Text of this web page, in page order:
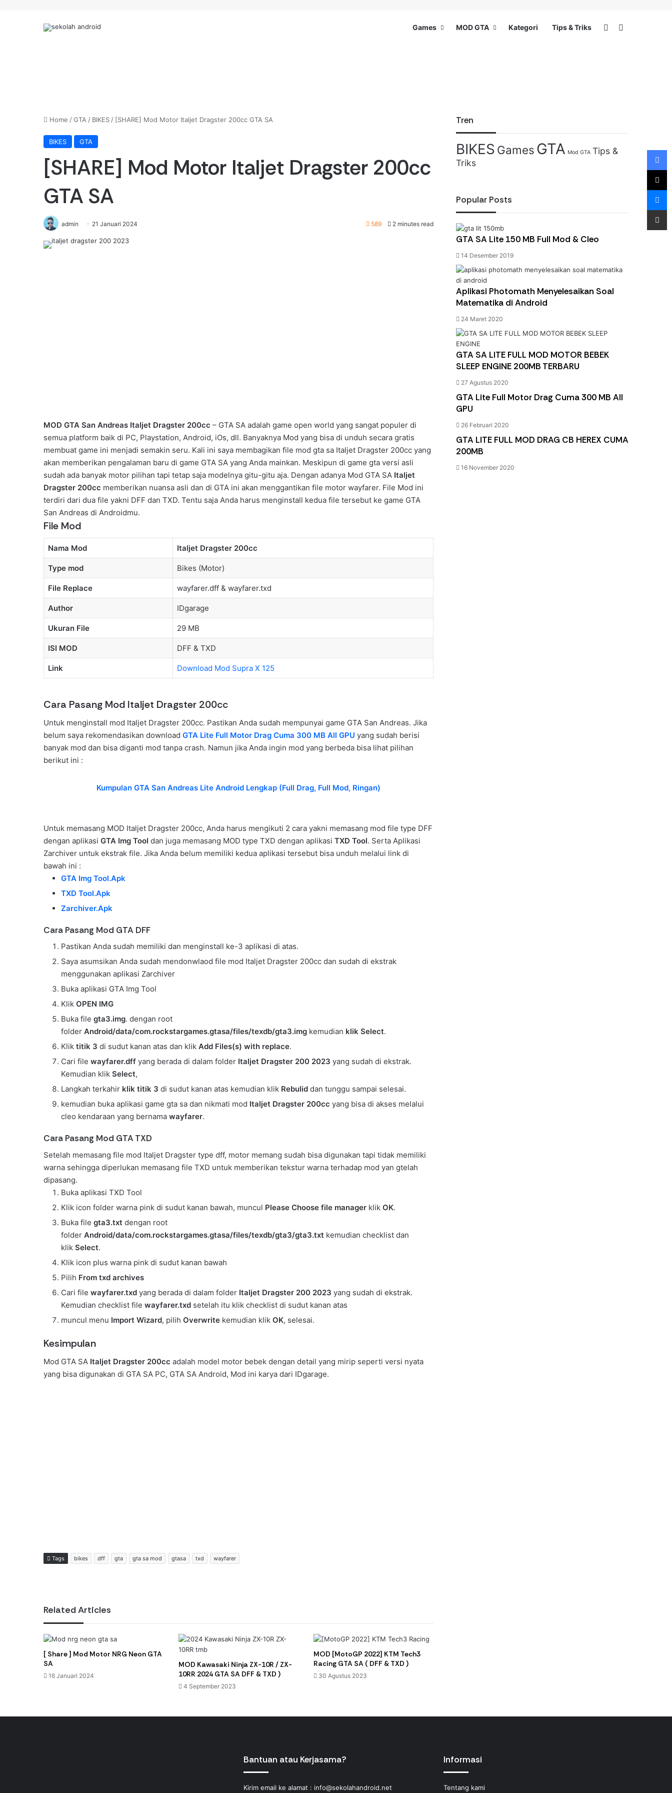
Games MOD GTA Kategori Tips & Triks Switch skin
Home /GTA / BIKES / [SHARE] Mod Motor Italjet Dragster 200cc GTA SA
BIKES GTA
[SHARE] Mod Motor Italjet Dragster 200cc
GTA SA
admin 21 Januari 2024 589 2 minutes read
MOD GTA San Andreas Italjet Dragster 200cc – GTA SA adalah game open world yang sangat populer di
semua platform baik di PC, Playstation, Android, iOs, dll. Banyaknya Mod yang bisa di unduh secara gratis
membuat game ini menjadi semakin seru. Kali ini saya membagikan file mod gta sa Italjet Dragster 200cc yang
akan memberikan pengalaman baru di game GTA SA yang Anda mainkan. Meskipun di game gta versi asli
sudah ada banyak motor pilihan tapi tetap saja modelnya gitu-gitu aja. Dengan adanya Mod GTA SA Italjet
Dragster 200cc memberikan nuansa asli dan di GTA ini akan menggantikan file motor wayfarer. File Mod ini
terdiri dari dua file yakni DFF dan TXD. Tentu saja Anda harus menginstall kedua file tersebut ke game GTA
San Andreas di Androidmu.
File Mod
Nama Mod Italjet Dragster 200cc
Type mod Bikes (Motor)
File Replace wayfarer.dff & wayfarer.txd
Author IDgarage
Ukuran File 29 MB
ISI MOD DFF & TXD
Link Download Mod Supra X 125
Cara Pasang Mod Italjet Dragster 200cc
Untuk menginstall mod Italjet Dragster 200cc. Pastikan Anda sudah mempunyai game GTA San Andreas. Jika
belum saya rekomendasikan download GTA Lite Full Motor Drag Cuma 300 MB All GPU yang sudah berisi
banyak mod dan bisa diganti mod tanpa crash. Namun jika Anda ingin mod yang berbeda bisa lihat pilihan
berikut ini :
Kumpulan GTA San Andreas Lite Android Lengkap (Full Drag, Full Mod, Ringan)
Untuk memasang MOD Italjet Dragster 200cc, Anda harus mengikuti 2 cara yakni memasang mod file type DFF
dengan aplikasi GTA Img Tool dan juga memasang MOD type TXD dengan aplikasi TXD Tool. Serta Aplikasi
Zarchiver untuk ekstrak file. Jika Anda belum memiliki kedua aplikasi tersebut bisa unduh melalui link di
bawah ini :
GTA Img Tool.Apk
TXD Tool.Apk
Zarchiver.Apk
Cara Pasang Mod GTA DFF
Pastikan Anda sudah memiliki dan menginstall ke-3 aplikasi di atas.
Saya asumsikan Anda sudah mendonwlaod file mod Italjet Dragster 200cc dan sudah di ekstrak
menggunakan aplikasi Zarchiver
Buka aplikasi GTA Img Tool
Klik OPEN IMG
Buka file gta3.img. dengan root
folder Android/data/com.rockstargames.gtasa/files/texdb/gta3.img kemudian klik Select.
Klik titik 3 di sudut kanan atas dan klik Add Files(s) with replace.
Cari file wayfarer.dff yang berada di dalam folder Italjet Dragster 200 2023 yang sudah di ekstrak.
Kemudian klik Select,
Langkah terkahir klik titik 3 di sudut kanan atas kemudian klik Rebulid dan tunggu sampai selesai.
kemudian buka aplikasi game gta sa dan nikmati mod Italjet Dragster 200cc yang bisa di akses melalui
cleo kendaraan yang bernama wayfarer.
Cara Pasang Mod GTA TXD
Setelah memasang file mod Italjet Dragster type dff, motor memang sudah bisa digunakan tapi tidak memiliki
warna sehingga diperlukan memasang file TXD untuk memberikan tekstur warna terhadap mod yan gtelah
dipasang.
Buka aplikasi TXD Tool
Klik icon folder warna pink di sudut kanan bawah, muncul Please Choose file manager klik OK.
Buka file gta3.txt dengan root
folder Android/data/com.rockstargames.gtasa/files/texdb/gta3/gta3.txt kemudian checklist dan
klik Select.
Klik icon plus warna pink di sudut kanan bawah
Pilih From txd archives
Cari file wayfarer.txd yang berada di dalam folder Italjet Dragster 200 2023 yang sudah di ekstrak.
Kemudian checklist file wayfarer.txd setelah itu klik checklist di sudut kanan atas
muncul menu Import Wizard, pilih Overwrite kemudian klik OK, selesai.
Kesimpulan
Mod GTA SA Italjet Dragster 200cc adalah model motor bebek dengan detail yang mirip seperti versi nyata
yang bisa digunakan di GTA SA PC, GTA SA Android, Mod ini karya dari IDgarage.
Tags bikes dff gta gta sa mod gtasa txd wayfarer
Related Articles
[ Share ] Mod Motor NRG Neon GTA
SA
16 Januari 2024
MOD Kawasaki Ninja ZX-10R / ZX-
10RR 2024 GTA SA DFF & TXD )
4 September 2023
MOD [MotoGP 2022] KTM Tech3
Racing GTA SA ( DFF & TXD )
30 Agustus 2023
Tren
BIKES Games GTA Mod GTA Tips &
Triks
Popular Posts
GTA SA Lite 150 MB Full Mod & Cleo
14 Desember 2019
Aplikasi Photomath Menyelesaikan Soal
Matematika di Android
24 Maret 2020
GTA SA LITE FULL MOD MOTOR BEBEK
SLEEP ENGINE 200MB TERBARU
27 Agustus 2020
GTA Lite Full Motor Drag Cuma 300 MB All
GPU
26 Februari 2020
GTA LITE FULL MOD DRAG CB HEREX CUMA
200MB
16 November 2020
Bantuan atau Kerjasama?
Kirim email ke alamat : info@sekolahandroid.net
Informasi
Tentang kami
X